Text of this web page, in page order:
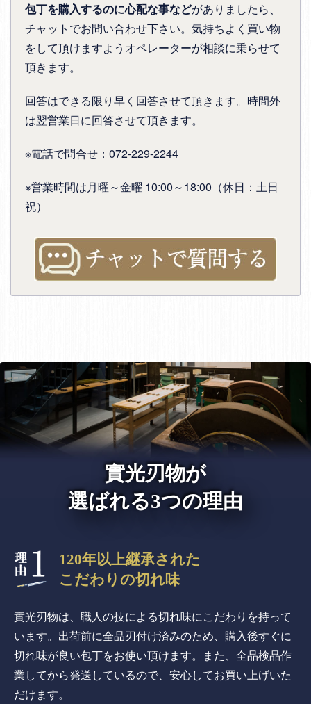
包丁を購入するのに心配な事などがありましたら、
チャットでお問い合わせ下さい。気持ちよく買い物
をして頂けますようオペレーターが相談に乗らせて
頂きます。
回答はできる限り早く回答させて頂きます。時間外
は翌営業日に回答させて頂きます。
※電話で問合せ：072-229-2244
※営業時間は月曜～金曜 10:00～18:00（休日：土日
祝）
實光刃物が
選ばれる3つの理由
120年以上継承された
こだわりの切れ味
實光刃物は、職人の技による切れ味にこだわりを持って
います。出荷前に全品刃付け済みのため、購入後すぐに
切れ味が良い包丁をお使い頂けます。また、全品検品作
業してから発送しているので、安心してお買い上げいた
だけます。